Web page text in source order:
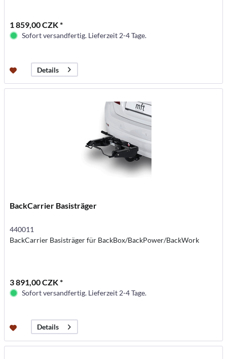
1 859,00 CZK *
Sofort versandfertig. Lieferzeit 2-4 Tage.
Details
BackCarrier Basisträger
440011
BackCarrier Basisträger für BackBox/BackPower/BackWork
3 891,00 CZK *
Sofort versandfertig. Lieferzeit 2-4 Tage.
Details